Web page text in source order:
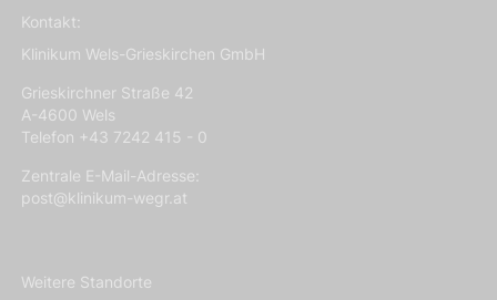
Kontakt:
Klinikum Wels-Grieskirchen GmbH
Grieskirchner Straße 42
A-4600 Wels
Telefon +43 7242 415 - 0
Zentrale E-Mail-Adresse:
post@klinikum-wegr.at
Weitere Standorte